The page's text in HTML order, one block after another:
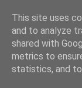
This site uses
and to analyze
shared with
metrics to
statistics, and